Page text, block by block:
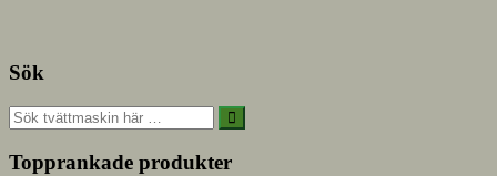
Sök
Topprankade produkter